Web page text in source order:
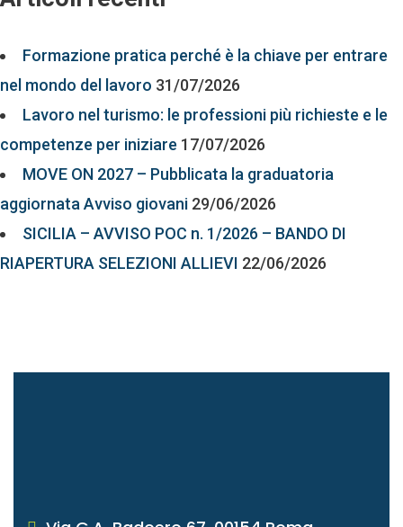
Formazione pratica perché è la chiave per entrare
nel mondo del lavoro 31/07/2026
Lavoro nel turismo: le professioni più richieste e le
competenze per iniziare 17/07/2026
MOVE ON 2027 – Pubblicata la graduatoria
aggiornata Avviso giovani 29/06/2026
SICILIA – AVVISO POC n. 1/2026 – BANDO DI
RIAPERTURA SELEZIONI ALLIEVI 22/06/2026